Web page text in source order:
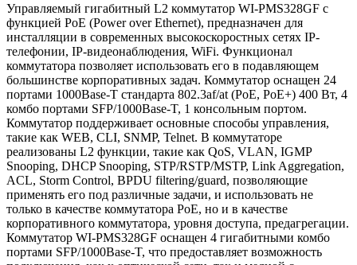
Управляемый гигабитный L2 коммутатор WI-PMS328GF с
функцией PoE (Power over Ethernet), предназначен для
инсталляции в современных высокоскоростных сетях IP-
телефонии, IP-видеонаблюдения, WiFi. Функционал
коммутатора позволяет использовать его в подавляющем
большинстве корпоративных задач. Коммутатор оснащен 24
портами 1000Base-T стандарта 802.3af/at (PoE, PoE+) 400 Вт, 4
комбо портами SFP/1000Base-T, 1 консольным портом.
Коммутатор поддерживает основные способы управления,
такие как WEB, CLI, SNMP, Telnet. В коммутаторе
реализованы L2 функции, такие как QoS, VLAN, IGMP
Snooping, DHCP Snooping, STP/RSTP/MSTP, Link Aggregation,
ACL, Storm Control, BPDU filtering/guard, позволяющие
применять его под различные задачи, и использовать не
только в качестве коммутатора PoE, но и в качестве
корпоративного коммутатора, уровня доступа, предагрегации.
Коммутатор WI-PMS328GF оснащен 4 гигабитными комбо
портами SFP/1000Base-T, что предоставляет возможность